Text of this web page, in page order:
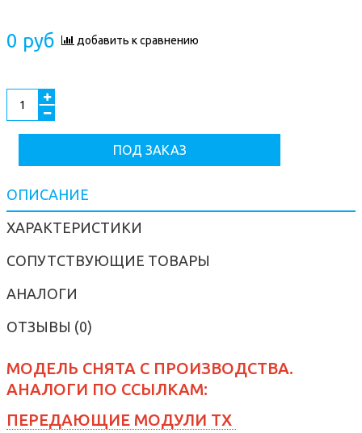
0 руб добавить к сравнению
ПОД ЗАКАЗ
ОПИСАНИЕ
ХАРАКТЕРИСТИКИ
СОПУТСТВУЮЩИЕ ТОВАРЫ
АНАЛОГИ
ОТЗЫВЫ (0)
МОДЕЛЬ СНЯТА С ПРОИЗВОДСТВА.
АНАЛОГИ ПО ССЫЛКАМ:
ПЕРЕДАЮЩИЕ МОДУЛИ TX